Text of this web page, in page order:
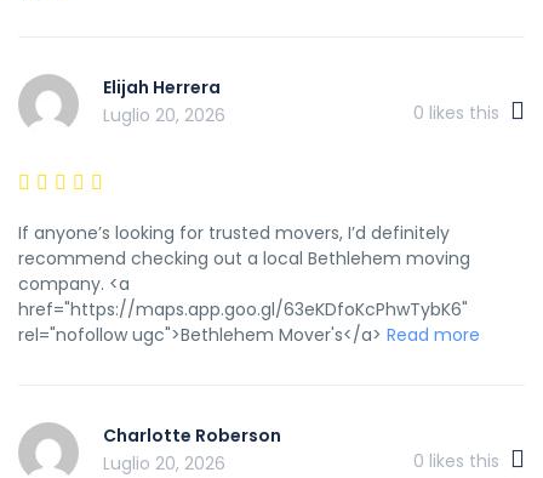
Elijah Herrera
Luglio 20, 2026
0 likes this
If anyone’s looking for trusted movers, I’d definitely
recommend checking out a local Bethlehem moving
company. <a
href="https://maps.app.goo.gl/63eKDfoKcPhwTybK6"
rel="nofollow ugc">Bethlehem Mover's</a> Read more
Charlotte Roberson
Luglio 20, 2026
0 likes this